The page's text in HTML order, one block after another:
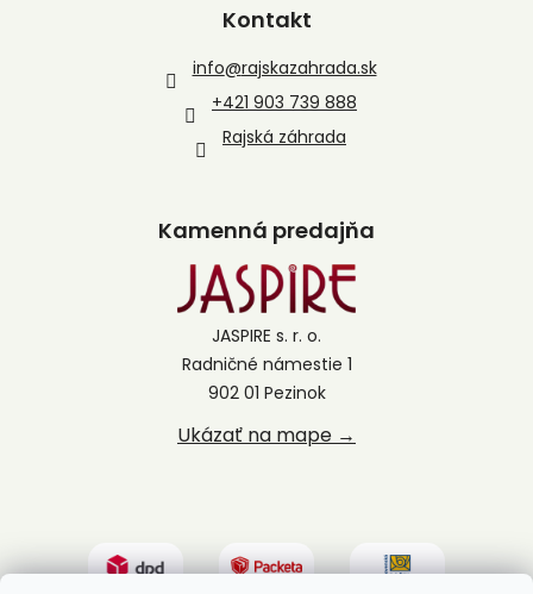
Kontakt
info@rajskazahrada.sk
+421 903 739 888
Rajská záhrada
Kamenná predajňa
JASPIRE s. r. o.
Radničné námestie 1
902 01 Pezinok
Ukázať na mape →